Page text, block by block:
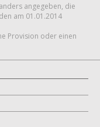
angegeben, die
am 01.01.2014
Provision oder einen